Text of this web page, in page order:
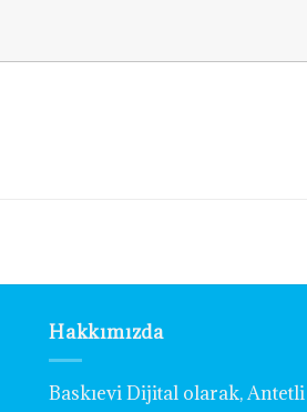
Hakkımızda
Baskıevi Dijital olarak, Antetli